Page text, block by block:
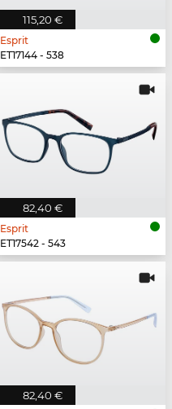
115,20 €
Esprit
ET17144 - 538
82,40 €
Esprit
ET17542 - 543
82,40 €